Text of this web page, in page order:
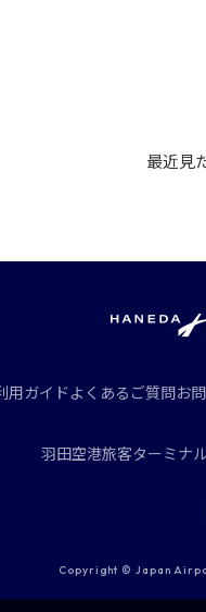
最近見
用ガイドよくあるご質問お
羽田空港旅客ターミナ
Copyright © Japan